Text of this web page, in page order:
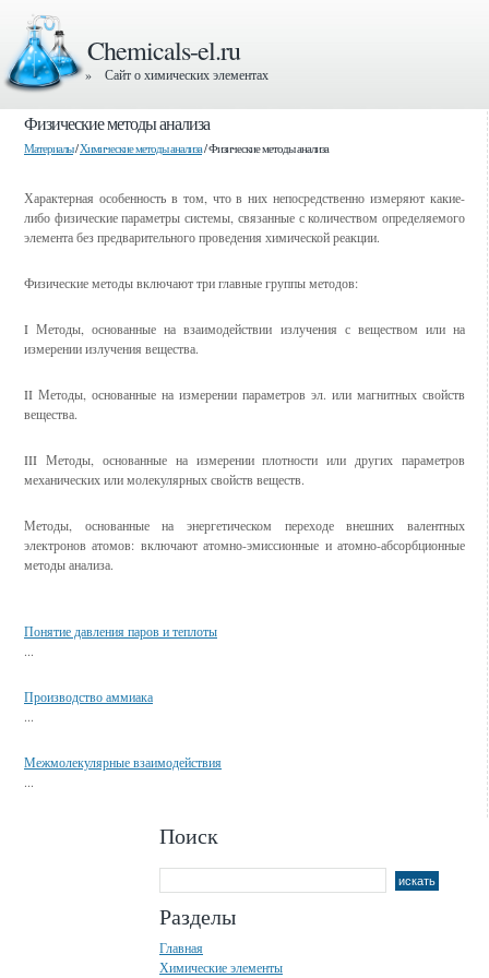
Chemicals-el.ru
» Сайт о химических элементах
Физические методы анализа
Материалы/Химические методы анализа/ Физические методы анализа
Характерная особенность в том, что в них непосредственно измеряют какие-
либо физические параметры системы, связанные с количеством определяемого
элемента без предварительного проведения химической реакции.
Физические методы включают три главные группы методов:
I Методы, основанные на взаимодействии излучения с веществом или на
измерении излучения вещества.
II Методы, основанные на измерении параметров эл. или магнитных свойств
вещества.
III Методы, основанные на измерении плотности или других параметров
механических или молекулярных свойств веществ.
Методы, основанные на энергетическом переходе внешних валентных
электронов атомов: включают атомно-эмиссионные и атомно-абсорбционные
методы анализа.
Понятие давления паров и теплоты
...
Производство аммиака
...
Межмолекулярные взаимодействия
...
Поиск
Разделы
Главная
Химические элементы